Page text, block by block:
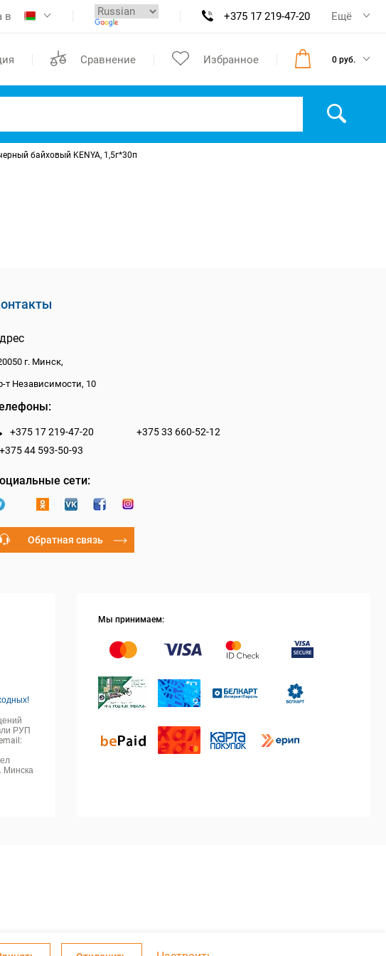
в +375 17 219-47-20 Ещё
Сравнение Избранное 0 руб.
байховый KENYA, 1,5г*30п
г. Минск,
т Независимости, 10
+375 17 219-47-20
+375 33 660-52-12
+375 44 593-50-93
сети:
Обратная связь
РУП
Минска
Мы принимаем: